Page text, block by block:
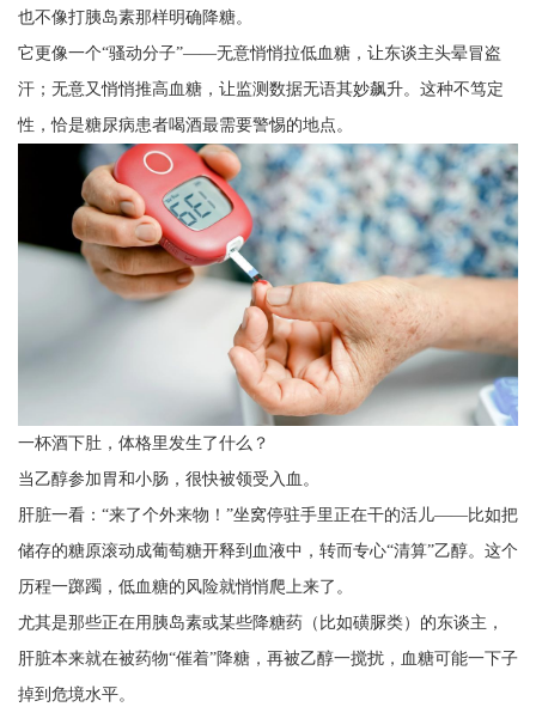
也不像打胰岛素那样明确降糖。
它更像一个“骚动分子”——无意悄悄拉低血糖，让东谈主头晕冒盗
汗；无意又悄悄推高血糖，让监测数据无语其妙飙升。这种不笃定
性，恰是糖尿病患者喝酒最需要警惕的地点。
一杯酒下肚，体格里发生了什么？
当乙醇参加胃和小肠，很快被领受入血。
肝脏一看：“来了个外来物！”坐窝停驻手里正在干的活儿——比如把
储存的糖原滚动成葡萄糖开释到血液中，转而专心“清算”乙醇。这个
历程一踯躅，低血糖的风险就悄悄爬上来了。
尤其是那些正在用胰岛素或某些降糖药（比如磺脲类）的东谈主，
肝脏本来就在被药物“催着”降糖，再被乙醇一搅扰，血糖可能一下子
掉到危境水平。